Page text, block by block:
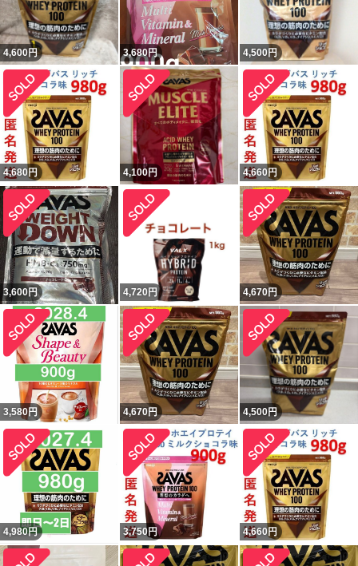
4,600円 3,680円 4,500円
4,680円 4,100円 4,660円
3,600円 4,720 円 4,670円
3,580円 4,670円 4,500円
4,980円 3,750円 4,660円